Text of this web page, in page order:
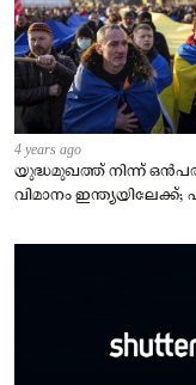
4 years ago
യുദ്ധമുഖത്ത് നിന്ന്
വിമാനം ഇന്ത്യയിലേക്ക്;
– കേന്ദ്രം